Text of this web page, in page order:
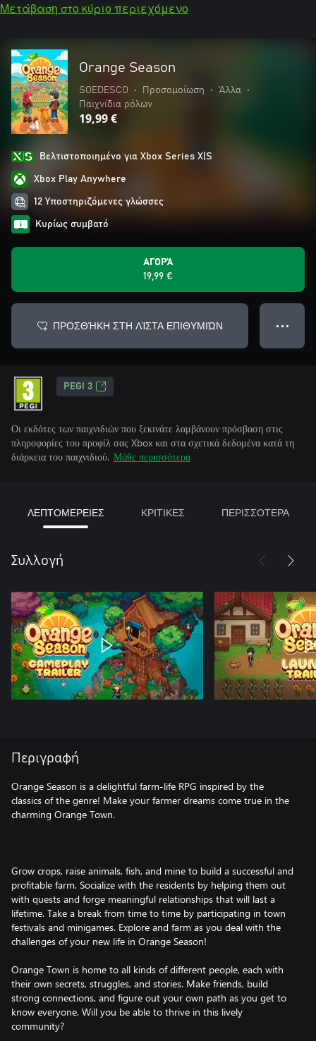
Μετάβαση στο κύριο περιεχόμενο
Orange Season
SOEDESCO • Προσομοίωση • Άλλα
•
Παιχνίδια ρόλων
19,99 €
Βελτιστοποιημένο για Xbox Series X|S
Xbox Play Anywhere
12 Υποστηριζόμενες γλώσσες
Κυρίως συμβατό
ΑΓΟΡΆ
19,99 €
ΠΡΟΣΘΉΚΗ ΣΤΗ ΛΊΣΤΑ ΕΠΙΘΥΜΙΏΝ ● ● ●
PEGI 3
Οι εκδότες των παιχνιδιών που ξεκινάτε λαμβάνουν πρόσβαση στις
πληροφορίες του προφίλ σας Xbox και στα σχετικά δεδομένα κατά τη
διάρκεια του παιχνιδιού. Μάθε περισσότερα
ΛΕΠΤΟΜΕΡΕΙΕΣ ΚΡΙΤΙΚΕΣ ΠΕΡΙΣΣΟΤΕΡΑ
Συλλογή
Περιγραφή
Orange Season is a delightful farm-life RPG inspired by the
classics of the genre! Make your farmer dreams come true in the
charming Orange Town.
Grow crops, raise animals, fish, and mine to build a successful and
profitable farm. Socialize with the residents by helping them out
with quests and forge meaningful relationships that will last a
lifetime. Take a break from time to time by participating in town
festivals and minigames. Explore and farm as you deal with the
challenges of your new life in Orange Season!
Orange Town is home to all kinds of different people, each with
their own secrets, struggles, and stories. Make friends, build
strong connections, and figure out your own path as you get to
know everyone. Will you be able to thrive in this lively
community?